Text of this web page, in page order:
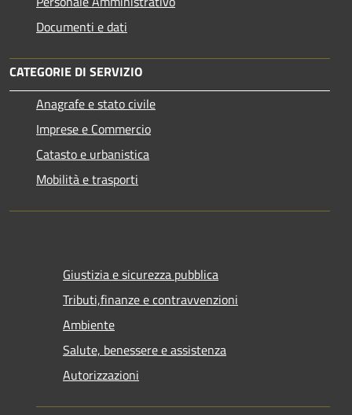
Documenti e dati
CATEGORIE DI SERVIZIO
Anagrafe e stato civile
Imprese e Commercio
Catasto e urbanistica
Mobilità e trasporti
Giustizia e sicurezza pubblica
Tributi,finanze e contravvenzioni
Ambiente
Salute, benessere e assistenza
Autorizzazioni